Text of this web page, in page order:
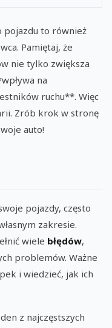
pojazdu to również
Pamiętaj, że
nie tylko zwiększa
na
ruchu**. Więc
Zrób krok w stronę
auto!
pojazdy, często
zakresie.
wiele błędów,
problemów. Ważne
i wiedzieć, jak ich
z najczęstszych